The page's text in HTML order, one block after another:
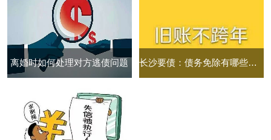
离婚时如何处理对方逃债问题 长沙要债：债务免除有哪些效力和法律效果的